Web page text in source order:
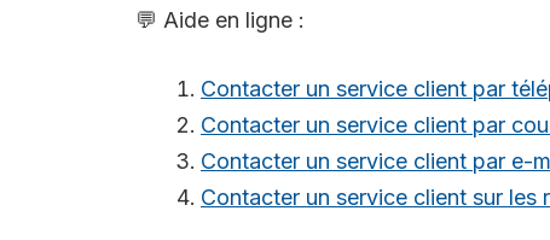
💬 Aide en ligne :
Contacter un service client par
Contacter un service client par
Contacter un service client par e-
Contacter un service client sur les